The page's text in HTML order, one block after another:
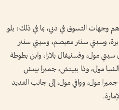
وجهات التسوق في دبي، بما في ذلك: بلو
وسيتي سنتر معيصم، وسيتي سنتر
مول، وفستيفال بلازا، وابن بطوطة
الشبا مول، وذا بييتش، جميرا بيتش
مول، ووافي مول، إلى جانب العديد